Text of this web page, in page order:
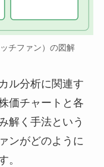
チファン）の図解
ル分析に関連す
価チャートと各
解く手法という
ンがどのように
。